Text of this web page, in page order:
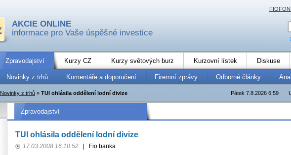
AKCIE ONLINE
informace pro Vaše úspěšné investice
Zpravodajství Kurzy CZ Kurzy světových burz Kurzovní lístek Diskuse
Novinky z trhů Komentáře a doporučení Firemní zprávy Odborné články
Pátek 7.8.2026 6:59
Novinky z trhů » TUI ohlásila oddělení lodní divize
Zpravodajství
TUI ohlásila oddělení lodní divize
17.03.2008 16:10:52 Fio banka